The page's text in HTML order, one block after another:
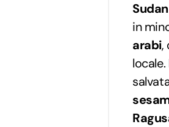
Sudan
in
arabi,